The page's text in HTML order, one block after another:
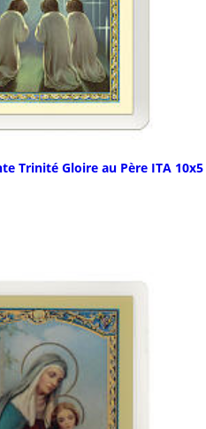
Trinité Gloire au Père ITA